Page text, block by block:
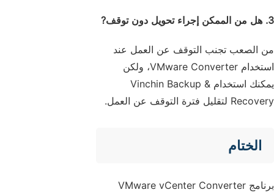
3. هل من الممكن إجراء تحويل دون توقف?
من الصعب تجنب التوقف عن العمل عند
استخدام VMware Converter، ولكن
يمكنك استخدام Vinchin Backup &
Recovery لتقليل فترة التوقف عن العمل.
الختام
برنامج VMware vCenter Converter